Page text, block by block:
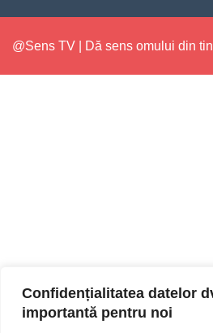
Confidențialitatea datelor
importantă pentru noi
@Sens TV | Dă sens omului din